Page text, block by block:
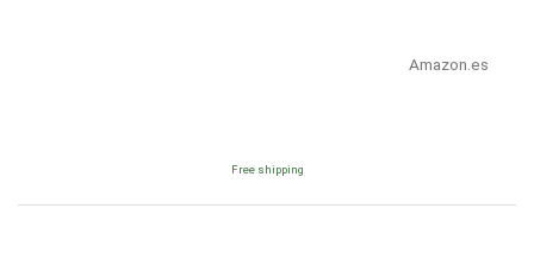
Amazon.es
Free shipping